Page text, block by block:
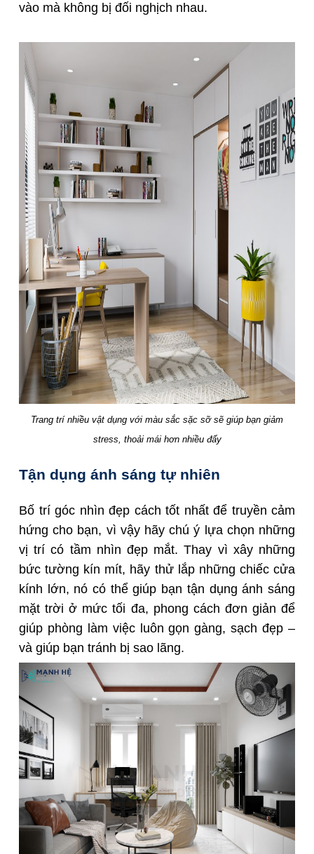
vào mà không bị đối nghịch nhau.
Trang trí nhiều vật dụng với màu sắc sặc sỡ sẽ giúp bạn giảm
stress, thoải mái hơn nhiều đấy
Tận dụng ánh sáng tự nhiên
Bố trí góc nhìn đẹp cách tốt nhất để truyền cảm
hứng cho bạn, vì vậy hãy chú ý lựa chọn những
vị trí có tầm nhìn đẹp mắt. Thay vì xây những
bức tường kín mít, hãy thử lắp những chiếc cửa
kính lớn, nó có thể giúp bạn tận dụng ánh sáng
mặt trời ở mức tối đa, phong cách đơn giản để
giúp phòng làm việc luôn gọn gàng, sạch đẹp –
và giúp bạn tránh bị sao lãng.